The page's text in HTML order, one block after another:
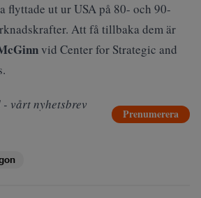
flyttade ut ur USA på 80- och 90-
Att få tillbaka dem är
vid Center for Strategic and
vårt nyhetsbrev
Prenumerera